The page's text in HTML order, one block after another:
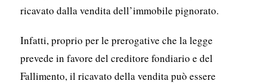
ricavato dalla vendita dell’immobile pignorato.
Infatti, proprio per le prerogative che la legge
prevede in favore del creditore fondiario e del
Fallimento, il ricavato della vendita può essere